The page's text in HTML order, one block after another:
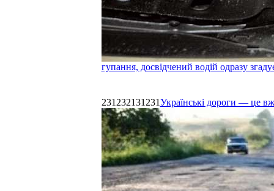
гупання, досвідчений водій одразу
231232131231Українські дороги — це